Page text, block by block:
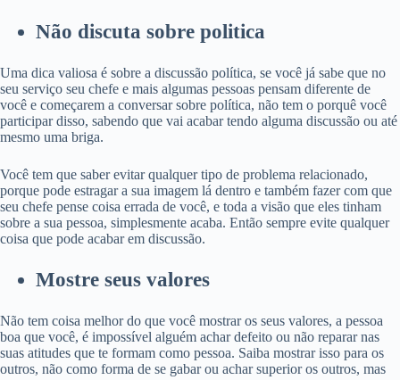
Não discuta sobre politica
Uma dica valiosa é sobre a discussão política, se você já sabe que no
seu serviço seu chefe e mais algumas pessoas pensam diferente de
você e começarem a conversar sobre política, não tem o porquê você
participar disso, sabendo que vai acabar tendo alguma discussão ou até
mesmo uma briga.
Você tem que saber evitar qualquer tipo de problema relacionado,
porque pode estragar a sua imagem lá dentro e também fazer com que
seu chefe pense coisa errada de você, e toda a visão que eles tinham
sobre a sua pessoa, simplesmente acaba. Então sempre evite qualquer
coisa que pode acabar em discussão.
Mostre seus valores
Não tem coisa melhor do que você mostrar os seus valores, a pessoa
boa que você, é impossível alguém achar defeito ou não reparar nas
suas atitudes que te formam como pessoa. Saiba mostrar isso para os
outros, não como forma de se gabar ou achar superior os outros, mas